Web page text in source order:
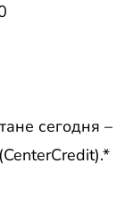
сегодня –